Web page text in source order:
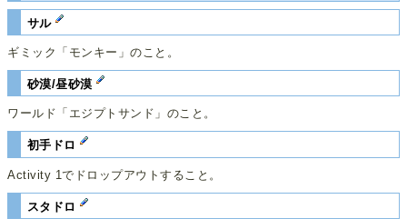
サル
ギミック「モンキー」のこと。
砂漠/昼砂漠
ワールド「エジプトサンド」のこと。
初手ドロ
Activity 1でドロップアウトすること。
スタドロ